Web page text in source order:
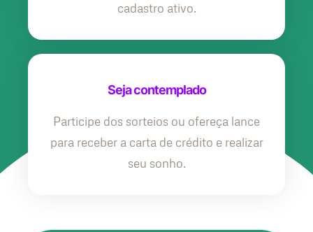
cadastro ativo.
Seja contemplado
Participe dos sorteios ou ofereça lance
para receber a carta de crédito e realizar
seu sonho.